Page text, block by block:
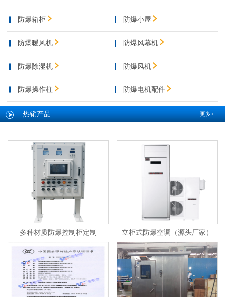
防爆箱柜 防爆小屋
防爆暖风机 防爆风幕机
防爆除湿机 防爆风机
防爆操作柱 防爆电机配件
更多>
热销产品
多种材质防爆控制柜定制 立柜式防爆空调（源头厂家）